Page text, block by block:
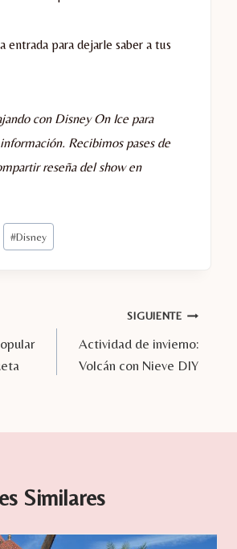
entrada para dejarle saber a tus
con Disney On Ice para
Recibimos pases de
reseña del show en
#Disney
SIGUIENTE
Actividad de invierno:
Volcán con Nieve DIY
Similares